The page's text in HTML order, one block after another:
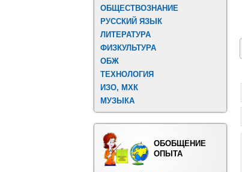
ОБЩЕСТВОЗНАНИЕ
РУССКИЙ ЯЗЫК
ЛИТЕРАТУРА
ФИЗКУЛЬТУРА
ОБЖ
ТЕХНОЛОГИЯ
ИЗО, МХК
МУЗЫКА
ОБОБЩЕНИЕ
ОПЫТА